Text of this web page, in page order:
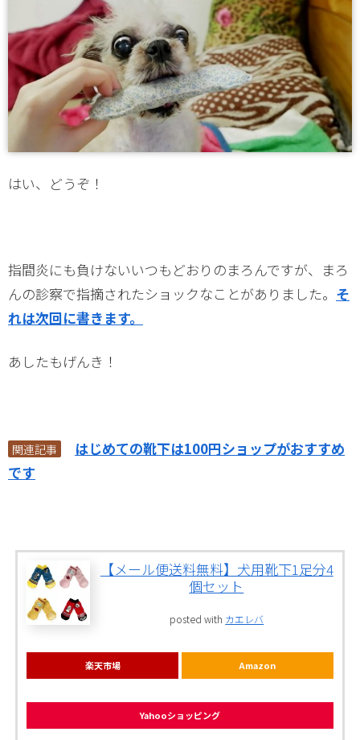
はい、どうぞ！
指間炎にも負けないいつもどおりのまろんですが、まろ
んの診察で指摘されたショックなことがありました。 そ
れは次回に書きます。
あしたもげんき！
関連記事
はじめての靴下は100円ショップがおすすめ
です
【メール便送料無料】犬用靴下1足分4
個セット
posted with カエレバ
楽天市場 Amazon
Yahooショッピング